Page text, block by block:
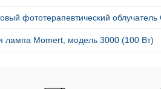
фототерапевтический
лампа Momert, модель 3000 (100 Вт)